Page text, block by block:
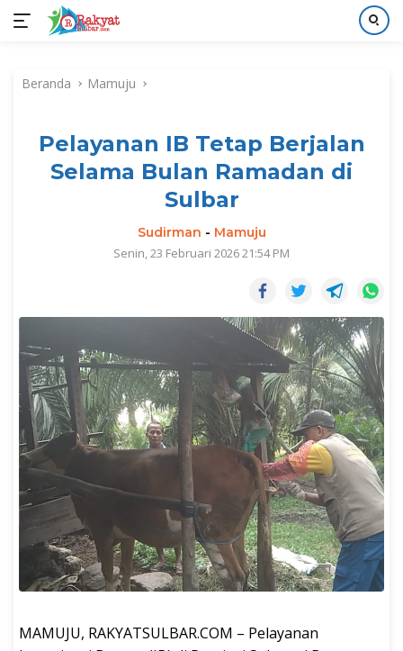
kontenBeranda Mamuju
Pelayanan IB Tetap Berjalan
Selama Bulan Ramadan di
Sulbar
Sudirman - Mamuju
Senin, 23 Februari 2026 21:54 PM
MAMUJU, RAKYATSULBAR.COM – Pelayanan